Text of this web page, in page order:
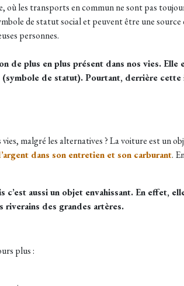
où les transports en commun ne sont pas
de statut social et peuvent être une
personnes.
de plus en plus présent dans nos vies.
de statut). Pourtant, derrière
malgré les alternatives ? La voiture est un
dans son entretien et son carburant.
c’est aussi un objet envahissant. En effet,
riverains des grandes artères.
plus :